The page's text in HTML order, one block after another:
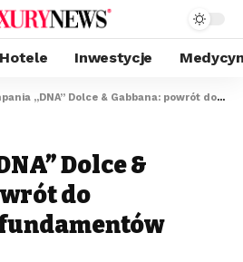
Hotele Inwestycje
„DNA” Dolce & Gabbana: powrót do wizualnych fundamentów marki
Dolce &
do